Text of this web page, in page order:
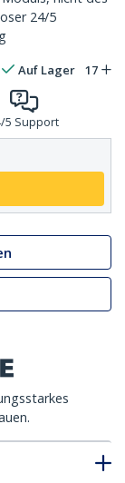
24/5
Auf Lager 17
5 Support